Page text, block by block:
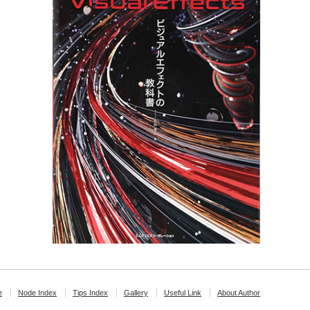
Node Index Tips Index Gallery Useful Link About Author